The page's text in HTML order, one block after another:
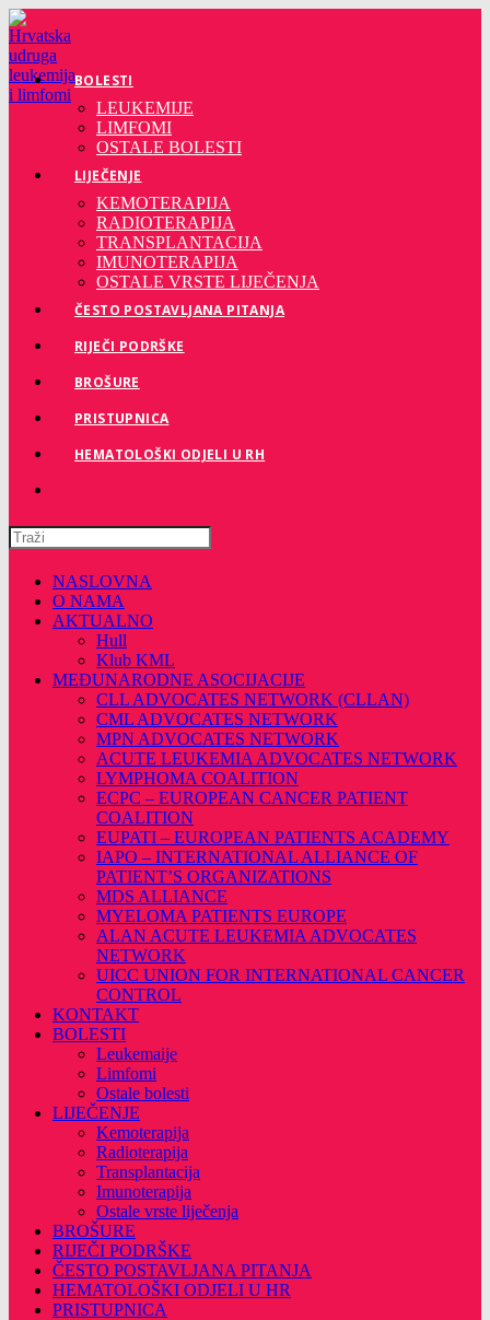
Preskoči
na
sadržaj
BOLESTI
LEUKEMIJE
LIMFOMI
OSTALE BOLESTI
LIJEČENJE
KEMOTERAPIJA
RADIOTERAPIJA
TRANSPLANTACIJA
IMUNOTERAPIJA
OSTALE VRSTE LIJEČENJA
ČESTO POSTAVLJANA PITANJA
RIJEČI PODRŠKE
BROŠURE
PRISTUPNICA
HEMATOLOŠKI ODJELI U RH
Pretražite
ovu
stranicu
NASLOVNA
O NAMA
AKTUALNO
Hull
Klub KML
MEĐUNARODNE ASOCIJACIJE
CLL ADVOCATES NETWORK (CLLAN)
CML ADVOCATES NETWORK
MPN ADVOCATES NETWORK
ACUTE LEUKEMIA ADVOCATES NETWORK
LYMPHOMA COALITION
ECPC – EUROPEAN CANCER PATIENT
COALITION
EUPATI – EUROPEAN PATIENTS ACADEMY
IAPO – INTERNATIONAL ALLIANCE OF
PATIENT’S ORGANIZATIONS
MDS ALLIANCE
MYELOMA PATIENTS EUROPE
ALAN ACUTE LEUKEMIA ADVOCATES
NETWORK
UICC UNION FOR INTERNATIONAL CANCER
CONTROL
KONTAKT
BOLESTI
Leukemaije
Limfomi
Ostale bolesti
LIJEČENJE
Kemoterapija
Radioterapija
Transplantacija
Imunoterapija
Ostale vrste liječenja
BROŠURE
RIJEČI PODRŠKE
ČESTO POSTAVLJANA PITANJA
HEMATOLOŠKI ODJELI U HR
PRISTUPNICA